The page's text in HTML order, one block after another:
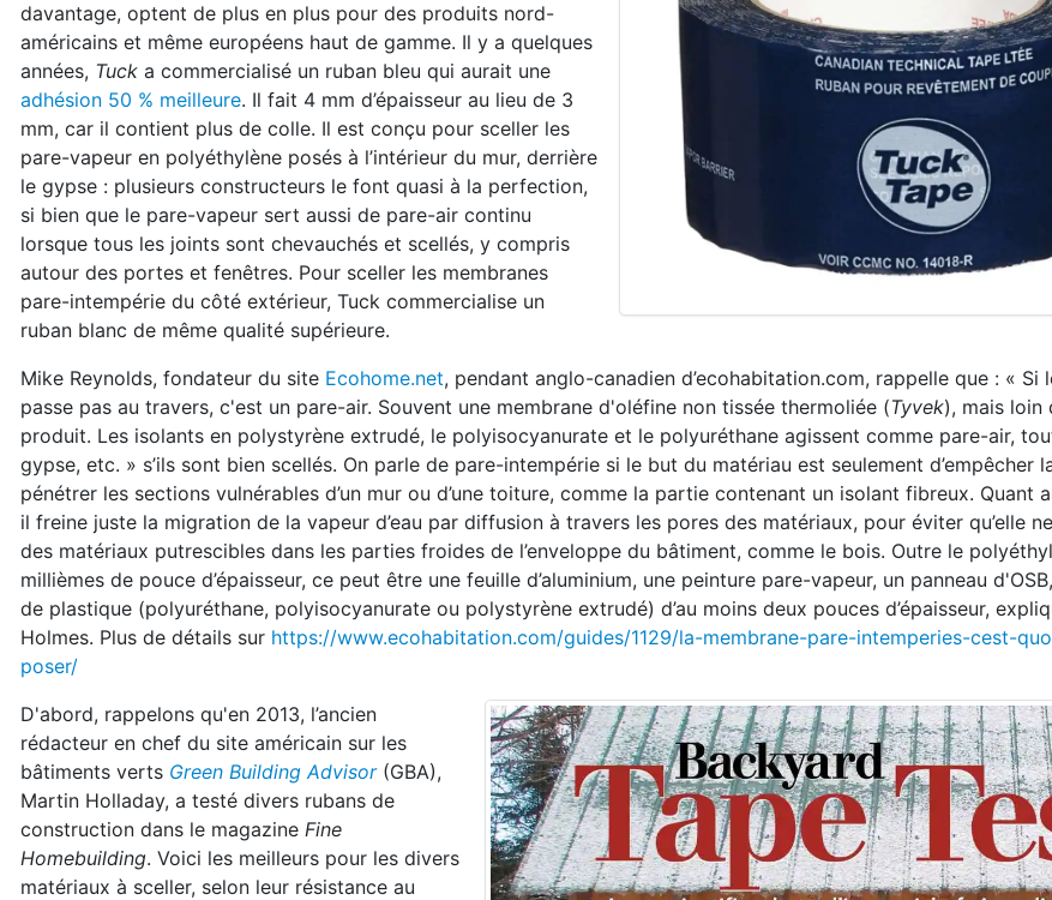
davantage, optent de plus en plus pour des produits nord-
américains et même européens haut de gamme. Il y a quelques
années, Tuck a commercialisé un ruban bleu qui aurait une
adhésion 50 % meilleure. Il fait 4 mm d’épaisseur au lieu de 3
mm, car il contient plus de colle. Il est conçu pour sceller les
pare-vapeur en polyéthylène posés à l’intérieur du mur, derrière
le gypse : plusieurs constructeurs le font quasi à la perfection,
si bien que le pare-vapeur sert aussi de pare-air continu
lorsque tous les joints sont chevauchés et scellés, y compris
autour des portes et fenêtres. Pour sceller les membranes
pare-intempérie du côté extérieur, Tuck commercialise un
ruban blanc de même qualité supérieure.
Mike Reynolds, fondateur du site Ecohome.net, pendant anglo-canadien d’ecohabitation.com, rappelle que : « Si
passe pas au travers, c'est un pare-air. Souvent une membrane d'oléfine non tissée thermoliée (Tyvek), mais loin
produit. Les isolants en polystyrène extrudé, le polyisocyanurate et le polyuréthane agissent comme pare-air,
gypse, etc. » s’ils sont bien scellés. On parle de pare-intempérie si le but du matériau est seulement d’empêcher
pénétrer les sections vulnérables d’un mur ou d’une toiture, comme la partie contenant un isolant fibreux. Quant
il freine juste la migration de la vapeur d’eau par diffusion à travers les pores des matériaux, pour éviter qu’elle
des matériaux putrescibles dans les parties froides de l’enveloppe du bâtiment, comme le bois. Outre le
millièmes de pouce d’épaisseur, ce peut être une feuille d’aluminium, une peinture pare-vapeur, un panneau
de plastique (polyuréthane, polyisocyanurate ou polystyrène extrudé) d’au moins deux pouces d’épaisseur,
Holmes. Plus de détails sur https://www.ecohabitation.com/guides/1129/la-membrane-pare-intemperies-cest-
poser/
D'abord, rappelons qu'en 2013, l’ancien
rédacteur en chef du site américain sur les
bâtiments verts Green Building Advisor(GBA),
Martin Holladay, a testé divers rubans de
construction dans le magazine Fine
Homebuilding. Voici les meilleurs pour les divers
matériaux à sceller, selon leur résistance au